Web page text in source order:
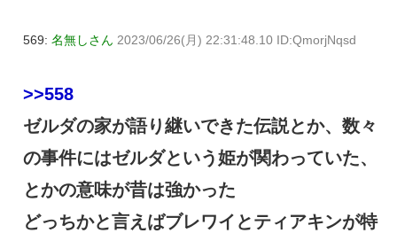
569: 名無しさん 2023/06/26(月) 22:31:48.10 ID:QmorjNqsd
>>558
ゼルダの家が語り継いできた伝説とか、数々
の事件にはゼルダという姫が関わっていた、
とかの意味が昔は強かった
どっちかと言えばブレワイとティアキンが特